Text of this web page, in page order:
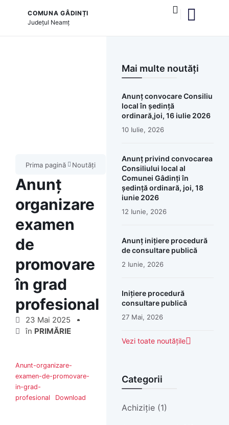
COMUNA GÂDINȚI
Județul Neamț
Prima pagină Noutăți
Anunț
organizare
examen
de
promovare
în grad
profesional
23 Mai 2025
în PRIMĂRIE
Anunt-organizare-
examen-de-promovare-
in-grad-
profesional
Download
Mai multe noutăți
Anunț convocare Consiliu
local în ședință
ordinară,joi, 16 iulie 2026
10 Iulie, 2026
Anunț privind convocarea
Consiliului local al
Comunei Gâdinți în
ședință ordinară, joi, 18
iunie 2026
12 Iunie, 2026
Anunț inițiere procedură
de consultare publică
2 Iunie, 2026
Inițiere procedură
consultare publică
27 Mai, 2026
Vezi toate noutățile
Categorii
Achiziție (1)